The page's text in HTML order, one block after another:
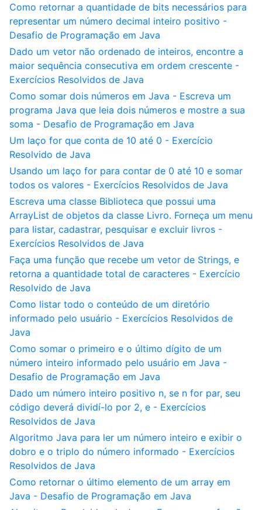
Como retornar a quantidade de bits necessários para
representar um número decimal inteiro positivo -
Desafio de Programação em Java
Dado um vetor não ordenado de inteiros, encontre a
maior sequência consecutiva em ordem crescente -
Exercícios Resolvidos de Java
Como somar dois números em Java - Escreva um
programa Java que leia dois números e mostre a sua
soma - Desafio de Programação em Java
Um laço for que conta de 10 até 0 - Exercício
Resolvido de Java
Usando um laço for para contar de 0 até 10 e somar
todos os valores - Exercícios Resolvidos de Java
Escreva uma classe Biblioteca que possui uma
ArrayList de objetos da classe Livro. Forneça um menu
para listar, cadastrar, pesquisar e excluir livros -
Exercícios Resolvidos de Java
Faça uma função que recebe um vetor de Strings, e
retorna a quantidade total de caracteres - Exercício
Resolvido de Java
Como listar todo o conteúdo de um diretório
informado pelo usuário - Exercícios Resolvidos de
Java
Como somar o primeiro e o último dígito de um
número inteiro informado pelo usuário em Java -
Desafio de Programação em Java
Dado um número inteiro positivo n, se n for par, seu
código deverá dividí-lo por 2, e - Exercícios
Resolvidos de Java
Algoritmo Java para ler um número inteiro e exibir o
dobro e o triplo do número informado - Exercícios
Resolvidos de Java
Como retornar o último elemento de um array em
Java - Desafio de Programação em Java